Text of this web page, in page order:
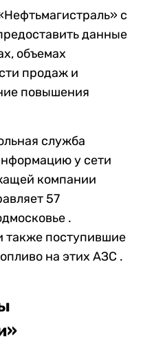
с
данные
объемах
продаж и
повышения
служба
у сети
компании
57
.
также поступившие
на этих АЗС .